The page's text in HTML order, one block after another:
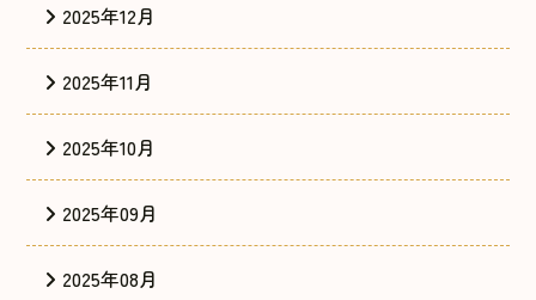
2025年12月
2025年11月
2025年10月
2025年09月
2025年08月